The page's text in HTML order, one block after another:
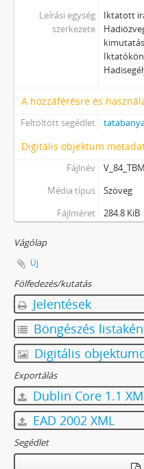
Leírási egység
szerkezete
Iktatott
A hozzáférésre és
Feltöltött segédlet
Digitális objektum
Fájlnév
Média típus
Szöveg
Fájlméret
284.8 KiB
Vágólap
Új
Fölfedezés/kutatás
Jelentések
Böngészés
Digitális
Exportálás
Dublin Core 1.1
EAD 2002 XML
Segédlet